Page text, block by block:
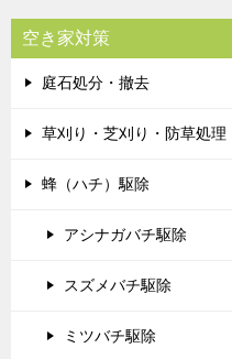
空き家対策
庭石処分・撤去
草刈り・芝刈り・防草処理
蜂（ハチ）駆除
アシナガバチ駆除
スズメバチ駆除
ミツバチ駆除